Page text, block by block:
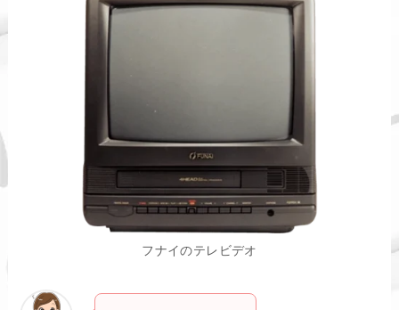
フナイのテレビデオ